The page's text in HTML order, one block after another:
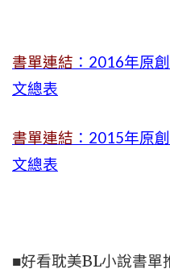
書單連結 ：2016年原
文總表
書單連結 ：2015年原
文總表
■好看耽美BL小說書單